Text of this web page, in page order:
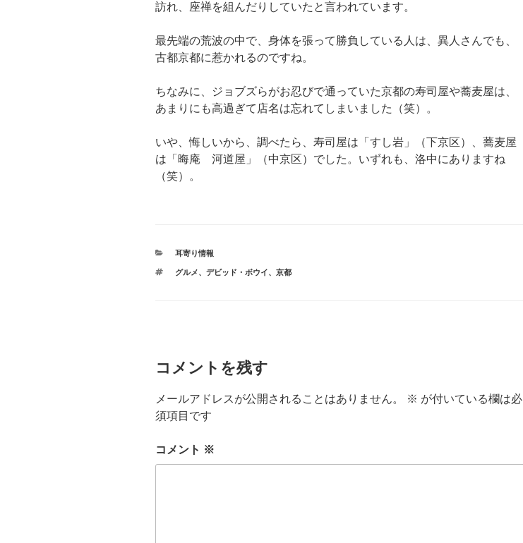
訪れ、座禅を組んだりしていたと言われています。
最先端の荒波の中で、身体を張って勝負している人は、異人さんでも、
古都京都に惹かれるのですね。
ちなみに、ジョブズらがお忍びで通っていた京都の寿司屋や蕎麦屋は、
あまりにも高過ぎて店名は忘れてしまいました（笑）。
いや、悔しいから、調べたら、寿司屋は「すし岩」（下京区）、蕎麦屋
は「晦庵 河道屋」（中京区）でした。いずれも、洛中にありますね
（笑）。
カ
ゴ
耳寄り情報
タ
グルメ、 デビッド・ボウイ、 京都
コメントを残す
メールアドレスが公開されることはありません。 ※ が付いている欄は必
須項目です
コメント ※